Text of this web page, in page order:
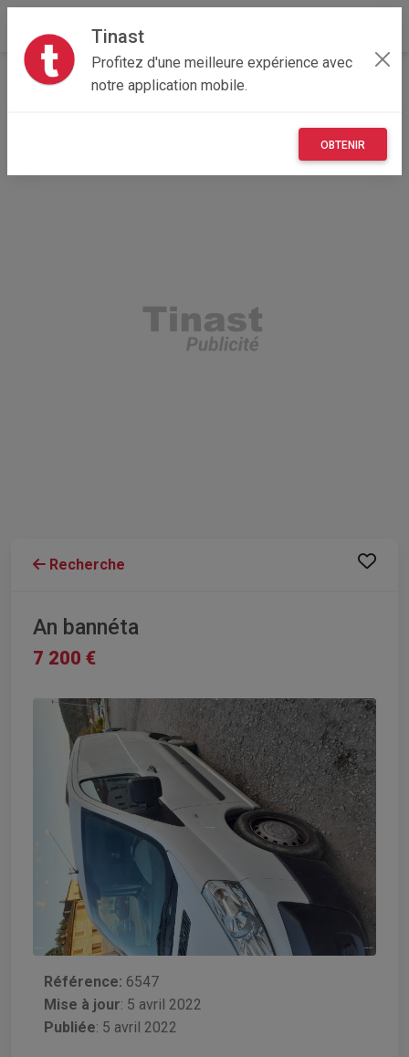
Tinast
Profitez d'une meilleure expérience avec
notre application mobile.
OBTENIR
Accueil Véhicules
Provence-Alpes-Côte d'Azur
Recherche
An bannéta
7 200 €
Référence: 6547
Mise à jour: 5 avril 2022
Publiée: 5 avril 2022